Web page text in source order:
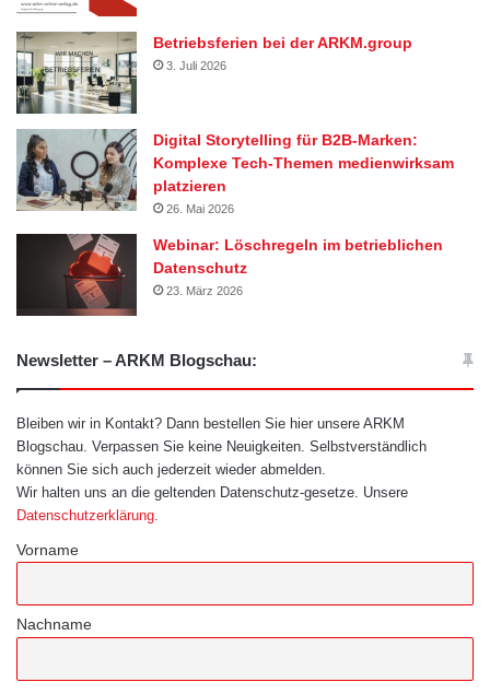
Betriebsferien bei der ARKM.group
3. Juli 2026
Digital Storytelling für B2B-Marken:
Komplexe Tech-Themen medienwirksam
platzieren
26. Mai 2026
Webinar: Löschregeln im betrieblichen
Datenschutz
23. März 2026
Newsletter – ARKM Blogschau:
Bleiben wir in Kontakt? Dann bestellen Sie hier unsere ARKM
Blogschau. Verpassen Sie keine Neuigkeiten. Selbstverständlich
können Sie sich auch jederzeit wieder abmelden.
Wir halten uns an die geltenden Datenschutz-gesetze. Unsere
Datenschutzerklärung
Vorname
Nachname